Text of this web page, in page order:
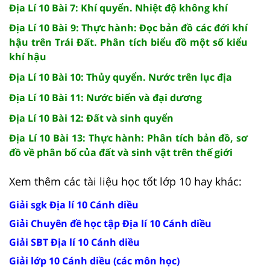
Địa Lí 10 Bài 7: Khí quyển. Nhiệt độ không khí
Địa Lí 10 Bài 9: Thực hành: Đọc bản đồ các đới khí
hậu trên Trái Đất. Phân tích biểu đồ một số kiểu
khí hậu
Địa Lí 10 Bài 10: Thủy quyển. Nước trên lục địa
Địa Lí 10 Bài 11: Nước biển và đại dương
Địa Lí 10 Bài 12: Đất và sinh quyển
Địa Lí 10 Bài 13: Thực hành: Phân tích bản đồ, sơ
đồ về phân bố của đất và sinh vật trên thế giới
Xem thêm các tài liệu học tốt lớp 10 hay khác:
Giải sgk Địa lí 10 Cánh diều
Giải Chuyên đề học tập Địa lí 10 Cánh diều
Giải SBT Địa lí 10 Cánh diều
Giải lớp 10 Cánh diều (các môn học)